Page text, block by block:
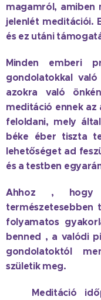
magamról, amiben
jelenlét meditációi.
és ez utáni
Minden emberi
gondolatokkal
azokra való
meditáció ennek az
feloldani, mely
béke éber tiszta
lehetőséget ad
és a testben
Ahhoz , hogy
természetesebben
folyamatos
benned , a valódi
gondolatoktól
születik meg.
👉 Meditáció